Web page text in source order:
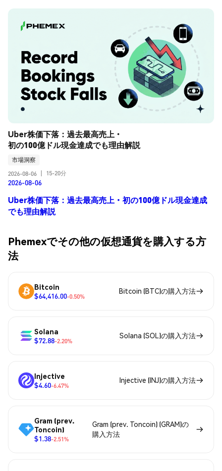
Uber株価下落：過去最高売上・
初の100億ドル現金達成でも理由解説
市場洞察
2026-08-06
15-20分
2026-08-06
Uber株価下落：過去最高売上・初の100億ドル現金達成
でも理由解説
Phemexでその他の仮想通貨を購入する方
法
Bitcoin
$64,416.00-0.50%
Bitcoin (BTC)の購入方法
Solana
$72.88-2.20%
Solana (SOL)の購入方法
Injective
$4.60-6.47%
Injective (INJ)の購入方法
Gram (prev.
Toncoin)
$1.38-2.51%
Gram (prev. Toncoin) (GRAM)の
購入方法